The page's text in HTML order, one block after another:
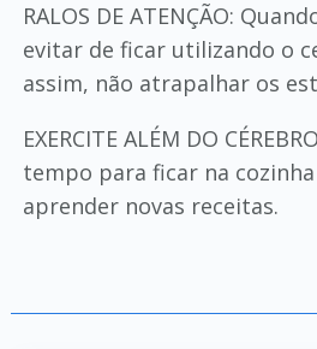
RALOS DE ATENÇÃO:
evitar de ficar utilizando o
assim, não atrapalhar os
EXERCITE ALÉM DO
tempo para ficar na
aprender novas receitas.